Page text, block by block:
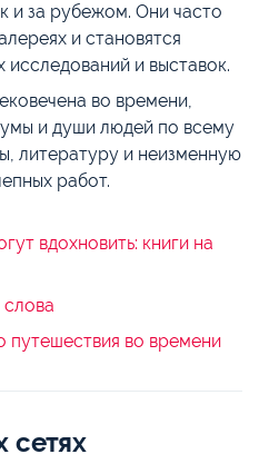
и за рубежом. Они часто
и становятся
и выставок.
во времени,
и души людей по всему
литературу и неизменную
работ.
вдохновить: книги на
путешествия во времени
сетях